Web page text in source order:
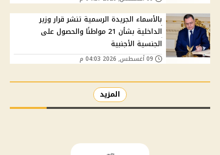
بالأسماء الجريدة الرسمية تنشر قرار وزير
الداخلية بشأن 21 مواطنًا والحصول على
الجنسية الأجنبية
المزيد